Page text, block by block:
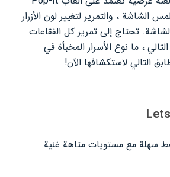
، والتمرير لتغيير لون الأزرار
تحتاج إلى تمرير كل الفقاعات
، ما نوع الأسرار المخبأة في
التالي لاستكشافها الآن!
سهلة مع مستويات متاهة غنية